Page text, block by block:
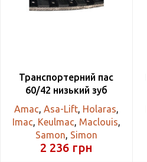
Транспортерний пас
60/42 низький зуб
Amac Asa-Lift, Holaras
Imac Keulmac Maclouis
Samon Simon
2 236 грн